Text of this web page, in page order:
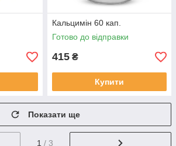
Кальцимін 60 кап.
Готово до відправки
415 ₴
Купити
Показати ще
1 / 3